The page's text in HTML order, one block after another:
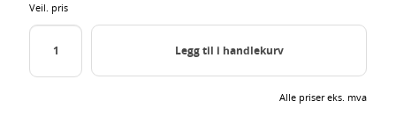
Veil. pris
Legg til i handlekurv
Alle priser eks. mva